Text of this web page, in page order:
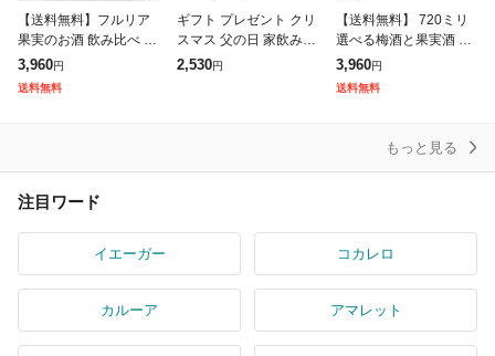
【送料無料】フルリア
果実のお酒 飲み比べ 30
0ml×6本セット / 果実酒
ギフト 中埜酒造 國盛
リキュール 飲み比べセ
3,960円
送料無料
ギフト プレゼント クリ
スマス 父の日 家飲み 2
9°陶陶酒 銭形印・辛口
2,530円
【送料無料】 720ミリ
選べる梅酒と果実酒 3
本セット/ フルリア fruili
a 梅酒 リキュール ギフ
ト 飲み比べ 飲み比べ
3,960円
送料無料
もっと見る
注目ワード
イエーガー コカレロ
カルーア アマレット